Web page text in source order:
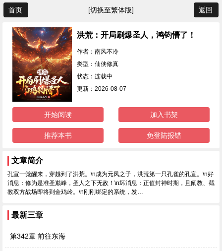
首页 [切换至繁体版] 返回
洪荒：开局刷爆圣人，鸿钧懵了！
作者：南风不冷
类型：仙侠修真
状态：连载中
更新：2026-08-07
开始阅读 加入书架
推荐本书 免登陆报错
文章简介
孔宣一觉醒来，穿越到了洪荒。\n成为元凤之子，洪荒第一只孔雀的孔宣。\n好
消息：修为是准圣巅峰，圣人之下无敌！\n坏消息：正值封神时期，且阐教、截
教双方战场即将到金鸡岭。\n刚刚绑定的系统，发…
最新三章
第342章 前往东海